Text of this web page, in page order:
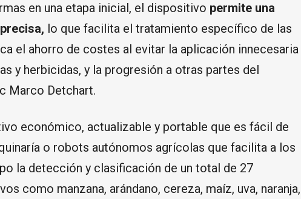
en una etapa inicial, el dispositivo permite una
lo que facilita el tratamiento específico de las
el ahorro de costes al evitar la aplicación innecesaria
y herbicidas, y la progresión a otras partes del
Marco Detchart.
económico, actualizable y portable que es fácil de
o robots autónomos agrícolas que facilita a los
la detección y clasificación de un total de 27
como manzana, arándano, cereza, maíz, uva, naranja,